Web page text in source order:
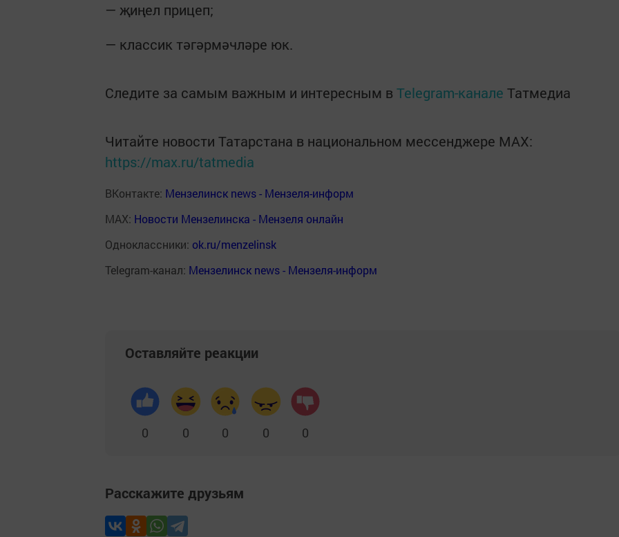
— җиңел прицеп;
— классик тәгәрмәчләре юк.
Следите за самым важным и интересным в Telegram-канале Татмедиа
Читайте новости Татарстана в национальном мессенджере MАХ:
https://max.ru/tatmedia
ВКонтакте: Мензелинск news - Мензеля-информ
MAX: Новости Мензелинска - Мензеля онлайн
Одноклассники: ok.ru/menzelinsk
Telegram-канал: Мензелинск news - Мензеля-информ
Оставляйте реакции
0 0 0 0 0
Расскажите друзьям